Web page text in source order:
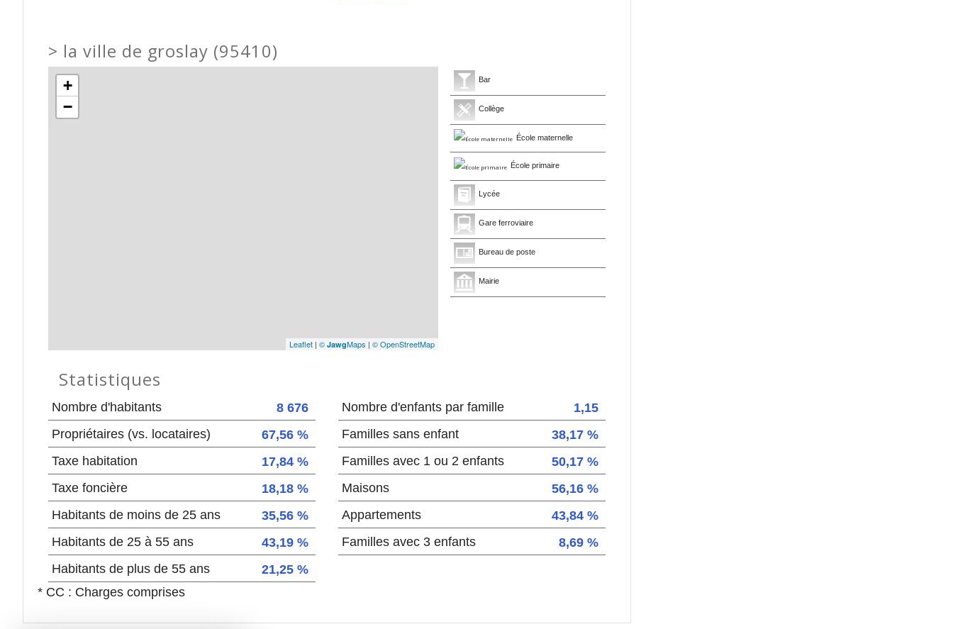
> la ville de groslay (95410)
+
−
Leaflet |©JawgMaps |© OpenStreetMap
Bar
Collège
École maternelle
École primaire
Lycée
Gare ferroviaire
Bureau de poste
Mairie
Statistiques
Nombre d'habitants
8 676
Propriétaires (vs. locataires)
67,56 %
Taxe habitation
17,84 %
Taxe foncière
18,18 %
Habitants de moins de 25 ans
35,56 %
Habitants de 25 à 55 ans
43,19 %
Habitants de plus de 55 ans
21,25 %
Nombre d'enfants par famille
1,15
Familles sans enfant
38,17 %
Familles avec 1 ou 2 enfants
50,17 %
Maisons
56,16 %
Appartements
43,84 %
Familles avec 3 enfants
8,69 %
* CC : Charges comprises